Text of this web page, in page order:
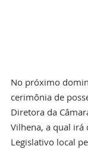
No próximo
cerimônia de
Diretora da
Vilhena, a qual
Legislativo local